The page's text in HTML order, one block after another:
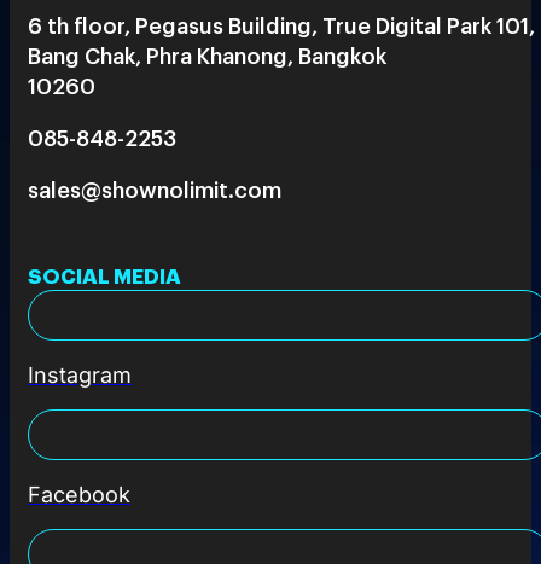
6 th floor, Pegasus Building, True Digital Park 101,
Bang Chak, Phra Khanong, Bangkok
10260
085-848-2253
sales@shownolimit.com
SOCIAL MEDIA
Instagram
Facebook